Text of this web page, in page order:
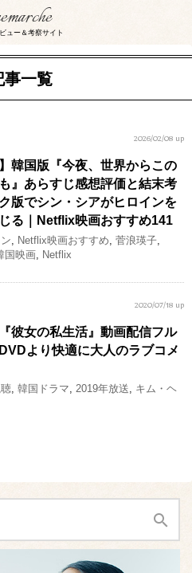
ュー＆考察サイト
事一覧
2026/02/08 up
韓国版『今夜、世界からこの
』あらすじ感想評価と結末考
版でシン・シアがヒロインを
る｜Netflix映画おすすめ141
, Netflix映画おすすめ, 菅浪瑛子,
国映画, Netflix
2020/07/18 up
彼女の私生活』動画配信フル
より快適に大人のラブコメ
, 韓国ドラマ, 2019年放送, キム・ヘ